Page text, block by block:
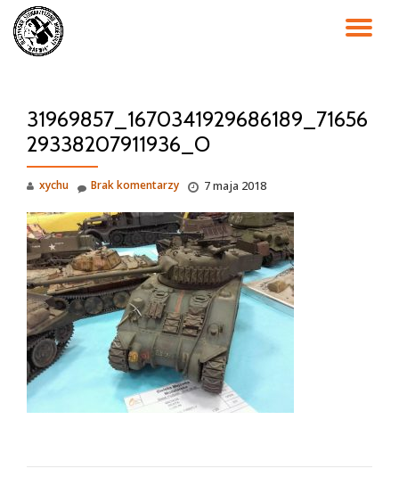
Przejdź
31969857_1670341929686189_71656
29338207911936_O
xychu 7 maja 2018
Brak komentarzy